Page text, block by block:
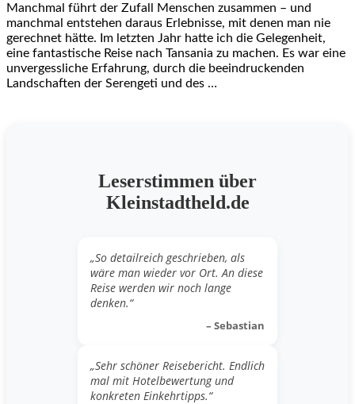
Manchmal führt der Zufall Menschen zusammen – und
manchmal entstehen daraus Erlebnisse, mit denen man nie
gerechnet hätte. Im letzten Jahr hatte ich die Gelegenheit,
eine fantastische Reise nach Tansania zu machen. Es war eine
unvergessliche Erfahrung, durch die beeindruckenden
Landschaften der Serengeti und des …
Leserstimmen über
Kleinstadtheld.de
„So detailreich geschrieben, als
wäre man wieder vor Ort. An diese
Reise werden wir noch lange
denken.“
– Sebastian
„Sehr schöner Reisebericht. Endlich
mal mit Hotelbewertung und
konkreten Einkehrtipps.“